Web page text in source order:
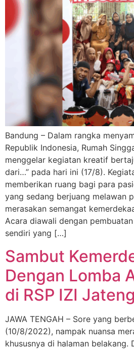
Bandung – Dalam rangka
Republik Indonesia, Rumah
menggelar kegiatan kreatif
dari…” pada hari ini (17/8).
memberikan ruang bagi para
yang sedang berjuang melawan
merasakan semangat
Acara diawali dengan
sendiri yang […]
Sambut
Dengan Lomba
di RSP IZI Jateng
JAWA TENGAH – Sore yang
(10/8/2022), nampak nuansa
khususnya di halaman belakang.